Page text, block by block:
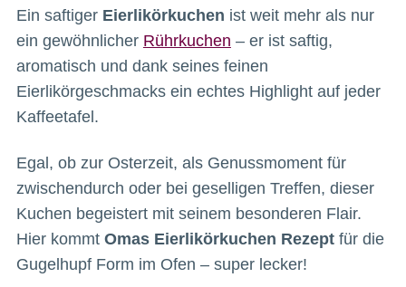
Ein saftiger Eierlikörkuchen ist weit mehr als nur
ein gewöhnlicher Rührkuchen – er ist saftig,
aromatisch und dank seines feinen
Eierlikörgeschmacks ein echtes Highlight auf jeder
Kaffeetafel.
Egal, ob zur Osterzeit, als Genussmoment für
zwischendurch oder bei geselligen Treffen, dieser
Kuchen begeistert mit seinem besonderen Flair.
Hier kommt Omas Eierlikörkuchen Rezeptfür die
Gugelhupf Form im Ofen – super lecker!